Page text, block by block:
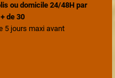
ou domicile 24/48H par
de 30
5 jours maxi avant